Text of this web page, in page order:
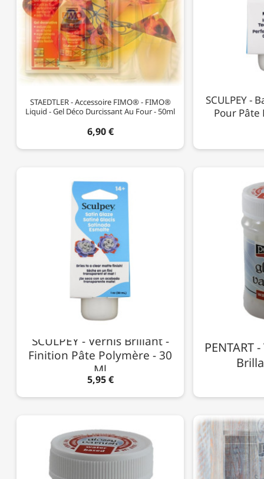
STAEDTLER - Accessoire FIMO® - FIMO®
Liquid - Gel Déco Durcissant Au Four - 50ml
6,90 €
SCULPEY -
Pour Pâte
SCULPEY - Vernis Brillant -
Finition Pâte Polymère - 30
Ml
5,95 €
PENTART